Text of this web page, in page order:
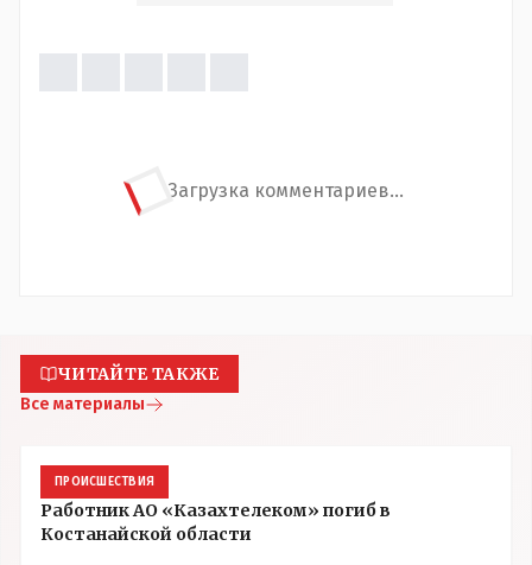
Загрузка комментариев...
ЧИТАЙТЕ ТАКЖЕ
Все материалы
ПРОИСШЕСТВИЯ
Работник АО «Казахтелеком» погиб в
Костанайской области